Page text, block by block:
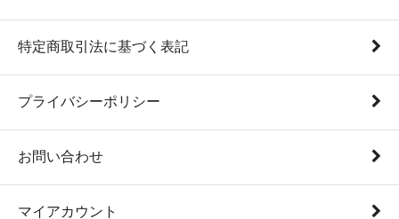
特定商取引法に基づく表記
プライバシーポリシー
お問い合わせ
マイアカウント